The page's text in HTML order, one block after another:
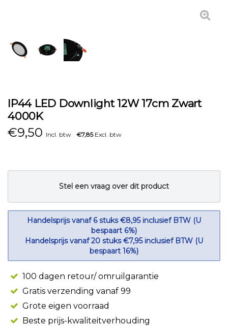
IP44 LED Downlight 12W 17cm Zwart
4000K
€9,50 Incl. btw €7,85Excl. btw
Stel een vraag over dit product
Handelsprijs vanaf 6 stuks €8,95 inclusief BTW (U
bespaart 6%)
Handelsprijs vanaf 20 stuks €7,95 inclusief BTW (U
bespaart 16%)
100 dagen retour/ omruilgarantie
Gratis verzending vanaf 99
Grote eigen voorraad
Beste prijs-kwaliteitverhouding